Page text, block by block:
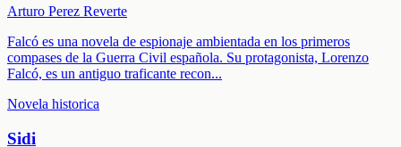
Arturo Perez Reverte
Falcó es una novela de espionaje ambientada en los primeros
compases de la Guerra Civil española. Su protagonista, Lorenzo
Falcó, es un antiguo traficante recon...
Novela historica
Sidi